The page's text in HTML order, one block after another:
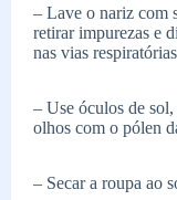
– Lave o nariz com
retirar impurezas e
nas vias
– Use óculos de
olhos com o pólen
– Secar a roupa ao